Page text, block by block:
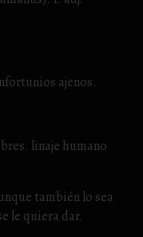
ajenos.
linaje humano
también lo sea
le quiera dar.